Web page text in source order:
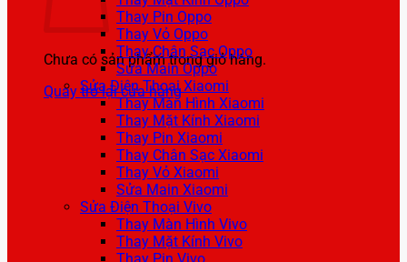
Chưa có sản phẩm trong giỏ hàng.
Quay trở lại cửa hàng
Thay Pin Oppo
Thay Vỏ Oppo
Thay Chân Sạc Oppo
Sửa Main Oppo
Sửa Điện Thoại Xiaomi
Thay Màn Hình Xiaomi
Thay Mặt Kính Xiaomi
Thay Pin Xiaomi
Thay Chân Sạc Xiaomi
Thay Vỏ Xiaomi
Sửa Main Xiaomi
Sửa Điện Thoại Vivo
Thay Màn Hình Vivo
Thay Mặt Kính Vivo